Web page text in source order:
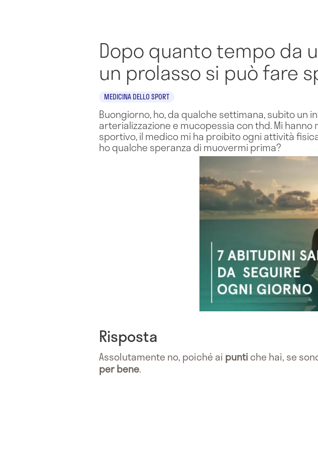
Dopo quanto tempo da
un prolasso si può fare
MEDICINA DELLO SPORT
Buongiorno, ho, da qualche settimana, subito
arterializzazione e mucopessia con thd. Mi
sportivo, il medico mi ha proibito ogni attività
ho qualche speranza di muovermi prima?
Risposta
Assolutamente no, poiché ai puntiche hai, se
per bene.